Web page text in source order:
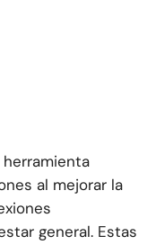
al mejorar la
general. Estas